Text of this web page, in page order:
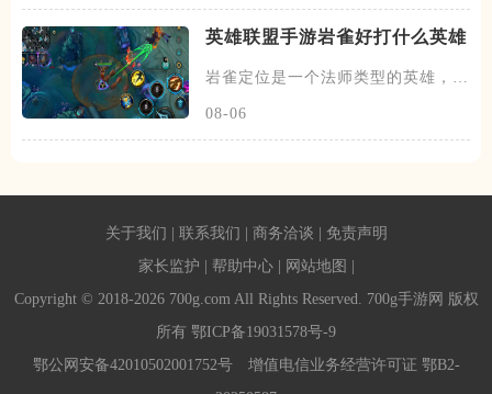
英雄联盟手游岩雀好打什么英雄
岩雀定位是一个法师类型的英雄，在
08-06
关于我们 联系我们 商务洽谈
免责声明
家长监护
帮助中心 网站地图
Copyright © 2018-2026 700g.com All Rights Reserved. 700g手游网 版权
所有 鄂ICP备19031578号-9
鄂公网安备42010502001752号增值电信业务经营许可证 鄂B2-